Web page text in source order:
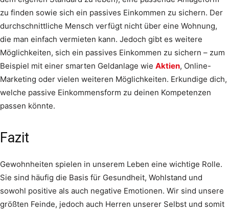
zu finden sowie sich ein passives Einkommen zu sichern. Der
durchschnittliche Mensch verfügt nicht über eine Wohnung,
die man einfach vermieten kann. Jedoch gibt es weitere
Möglichkeiten, sich ein passives Einkommen zu sichern – zum
Beispiel mit einer smarten Geldanlage wie Aktien, Online-
Marketing oder vielen weiteren Möglichkeiten. Erkundige dich,
welche passive Einkommensform zu deinen Kompetenzen
passen könnte.
Fazit
Gewohnheiten spielen in unserem Leben eine wichtige Rolle.
Sie sind häufig die Basis für Gesundheit, Wohlstand und
sowohl positive als auch negative Emotionen. Wir sind unsere
größten Feinde, jedoch auch Herren unserer Selbst und somit